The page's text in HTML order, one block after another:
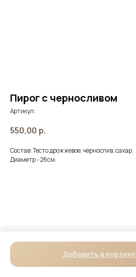
Пирог с черносливом
Артикул:
550,00 р.
Добавить в корзину
Состав: Тесто дрожжевое, чернослив, сахар.
Диаметр - 26см.